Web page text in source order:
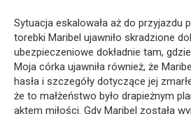
Sytuacja eskalowała aż do przyjazdu
torebki Maribel ujawniło skradzione
ubezpieczeniowe dokładnie tam,
Moja córka ujawniła również, że
hasła i szczegóły dotyczące jej
że to małżeństwo było drapieżnym
aktem miłości. Gdy Maribel została